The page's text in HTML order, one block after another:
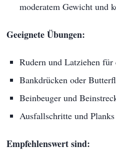
moderatem Gewicht und
Geeignete Übungen:
Rudern und Latziehen für
Bankdrücken oder
Beinbeuger und
Ausfallschritte und
Empfehlenswert sind: